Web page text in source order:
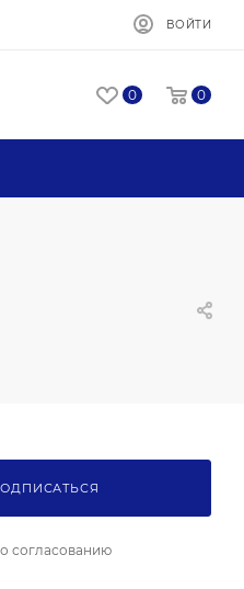
ВОЙТИ
0 0
согласованию